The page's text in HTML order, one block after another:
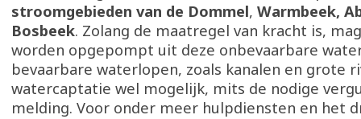
stroomgebieden van de Dommel, Warmbeek,
Bosbeek. Zolang de maatregel van kracht is,
worden opgepompt uit deze onbevaarbare
bevaarbare waterlopen, zoals kanalen en grote
watercaptatie wel mogelijk, mits de nodige
melding. Voor onder meer hulpdiensten en het